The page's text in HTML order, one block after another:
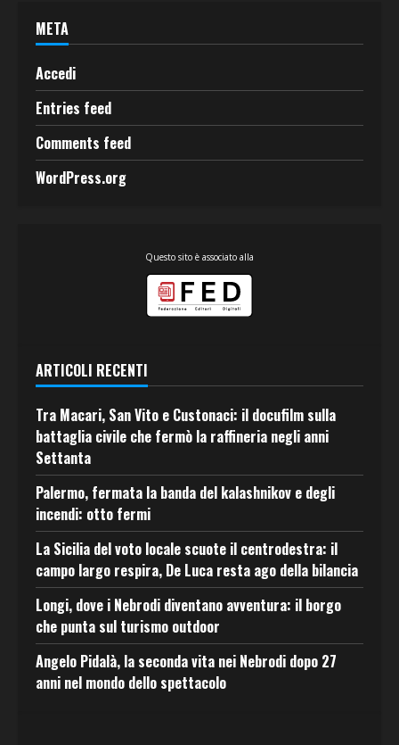
META
Accedi
Entries feed
Comments feed
WordPress.org
Questo sito è associato alla
ARTICOLI RECENTI
Tra Macari, San Vito e Custonaci: il docufilm sulla
battaglia civile che fermò la raffineria negli anni
Settanta
Palermo, fermata la banda del kalashnikov e degli
incendi: otto fermi
La Sicilia del voto locale scuote il centrodestra: il
campo largo respira, De Luca resta ago della bilancia
Longi, dove i Nebrodi diventano avventura: il borgo
che punta sul turismo outdoor
Angelo Pidalà, la seconda vita nei Nebrodi dopo 27
anni nel mondo dello spettacolo